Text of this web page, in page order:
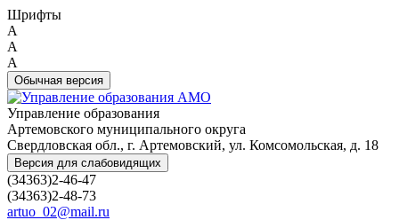
Шрифты
A
A
A
Обычная версия
Управление образования
Артемовского муниципального округа
Свердловская обл., г. Артемовский, ул. Комсомольская, д. 18
Версия для слабовидящих
(34363)2-46-47
(34363)2-48-73
artuo_02@mail.ru